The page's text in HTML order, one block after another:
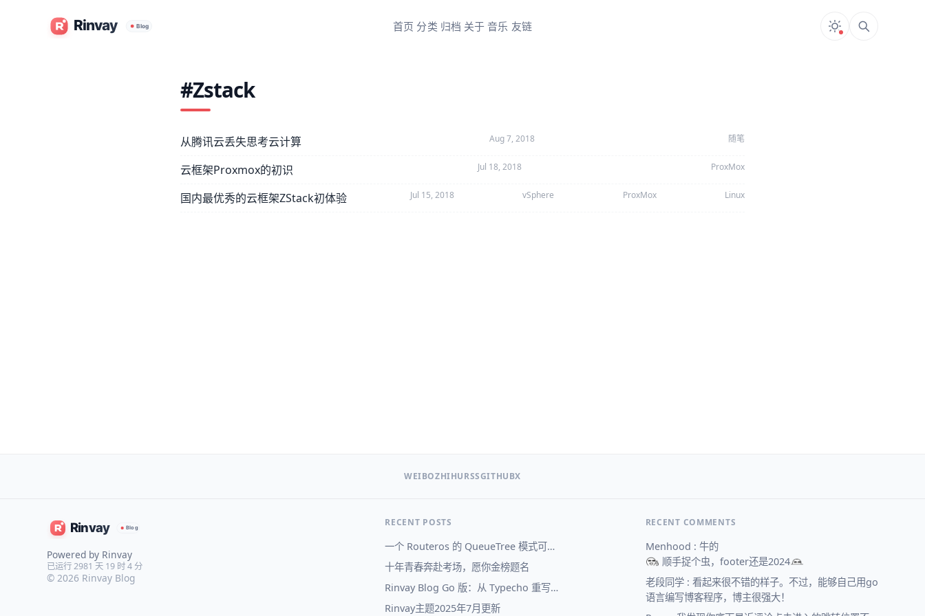
首页 分类 归档 关于 音乐 友链
#Zstack
从腾讯云丢失思考云计算 Aug 7, 2018 随笔
云框架Proxmox的初识 Jul 18, 2018 ProxMox
国内最优秀的云框架ZStack初体验 Jul 15, 2018 vSphere ProxMox Linux
WEIBOZHIHURSSGITHUBX
Powered by Rinvay
已运行 2981 天 19 时 4 分
© 2026 Rinvay Blog
RECENT POSTS
一个 Routeros 的 QueueTree 模式可视化
十年青春奔赴考场，愿你金榜题名
Rinvay Blog Go 版：从 Typecho 重写到自己的博客系统
Rinvay主题2025年7月更新
RECENT COMMENTS
Menhood : 牛的
顺手捉个虫，footer还是2024
老段同学 : 看起来很不错的样子。不过，能够自己用go
语言编写博客程序，博主很强大！